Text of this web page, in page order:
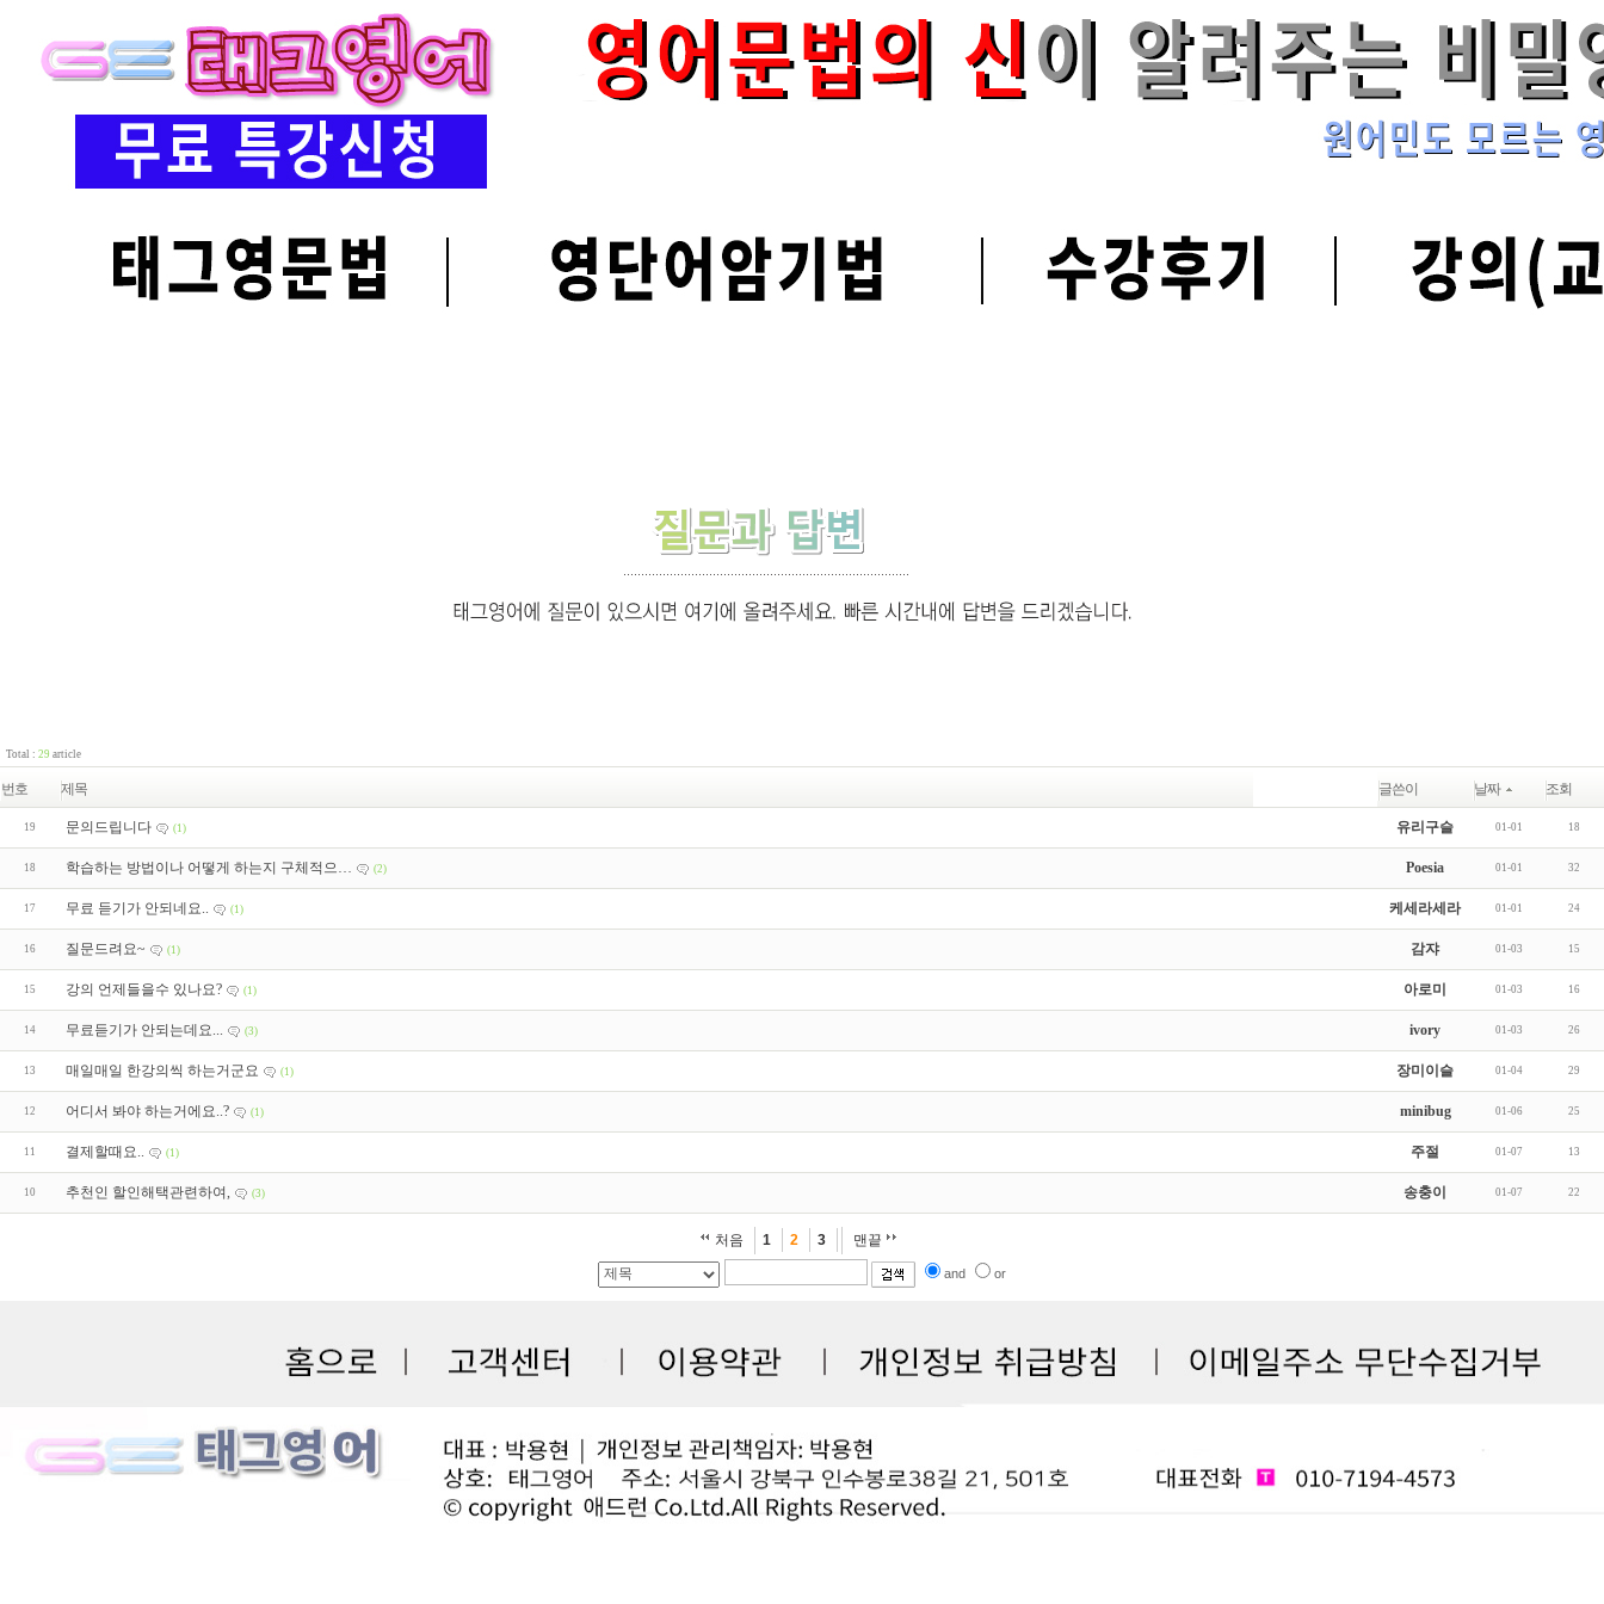
Total : 29 article
번호 제목 글쓴이 날짜 조회
19 문의드립니다 (1) 유리구슬 01-01 18
18 학습하는 방법이나 어떻게 하는지 구체적으… (2) Poesia 01-01 32
17 무료 듣기가 안되네요.. (1) 케세라세라 01-01 24
16 질문드려요~ (1) 감쟈 01-03 15
15 강의 언제들을수 있나요? (1) 아로미 01-03 16
14 무료듣기가 안되는데요... (3) ivory 01-03 26
13 매일매일 한강의씩 하는거군요 (1) 장미이슬 01-04 29
12 어디서 봐야 하는거에요..? (1) minibug 01-06 25
11 결제할때요.. (1) 주절 01-07 13
10 추천인 할인해택관련하여, (3) 송충이 01-07 22
처음 1 2 3 맨끝
and or